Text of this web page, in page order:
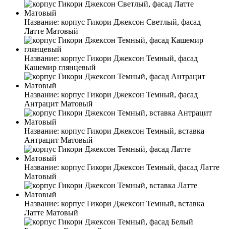
Название: корпус Гикори Джексон Светлый, фасад
Латте Матовый
Название: корпус Гикори Джексон Темный, фасад
Кашемир глянцевый
Название: корпус Гикори Джексон Темный, фасад
Антрацит Матовый
Название: корпус Гикори Джексон Темный, вставка
Антрацит Матовый
Название: корпус Гикори Джексон Темный, фасад Латте
Матовый
Название: корпус Гикори Джексон Темный, вставка
Латте Матовый